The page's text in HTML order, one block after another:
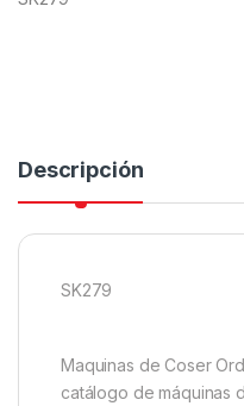
Descripción
SK279
Maquinas de Coser
catálogo de máquinas